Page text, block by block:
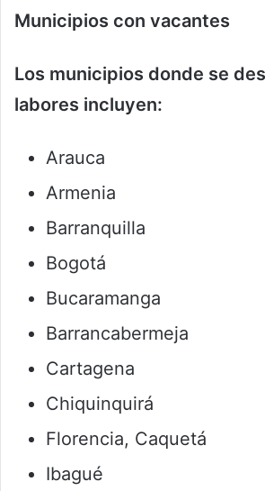
Municipios con vacantes
Los municipios donde se
labores incluyen:
Arauca
Armenia
Barranquilla
Bogotá
Bucaramanga
Barrancabermeja
Cartagena
Chiquinquirá
Florencia, Caquetá
Ibagué